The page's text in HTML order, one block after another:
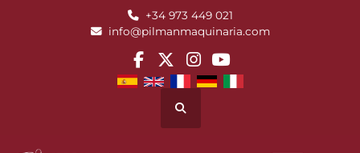
+34 973 449 021
info@pilmanmaquinaria.com
facebook
twitterinstagram
youtube
Buscar